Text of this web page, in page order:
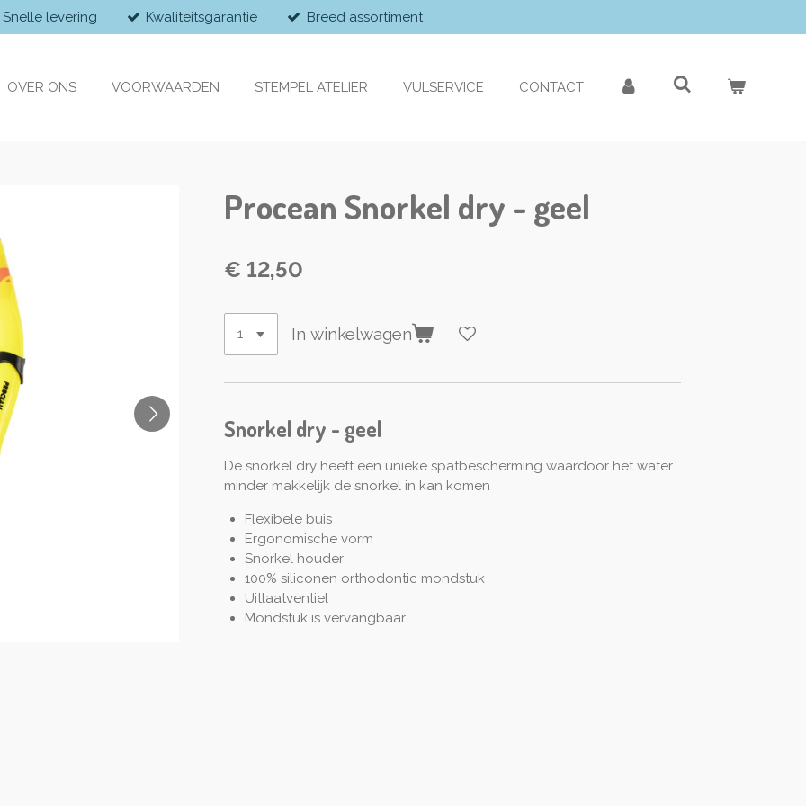
Snelle levering Kwaliteitsgarantie Breed assortiment
OVER ONS VOORWAARDEN STEMPEL ATELIER VULSERVICE CONTACT
Procean Snorkel dry - geel
€ 12,50
In winkelwagen
Snorkel dry - geel
De snorkel dry heeft een unieke spatbescherming waardoor het water
minder makkelijk de snorkel in kan komen
Flexibele buis
Ergonomische vorm
Snorkel houder
100% siliconen orthodontic mondstuk
Uitlaatventiel
Mondstuk is vervangbaar